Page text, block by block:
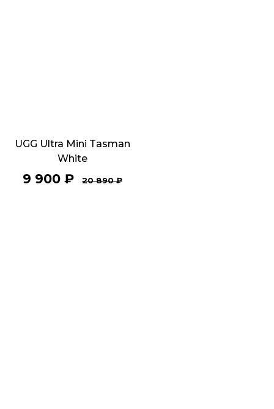
UGG Ultra Mini Tasman
White
9 900₽ 20 890₽